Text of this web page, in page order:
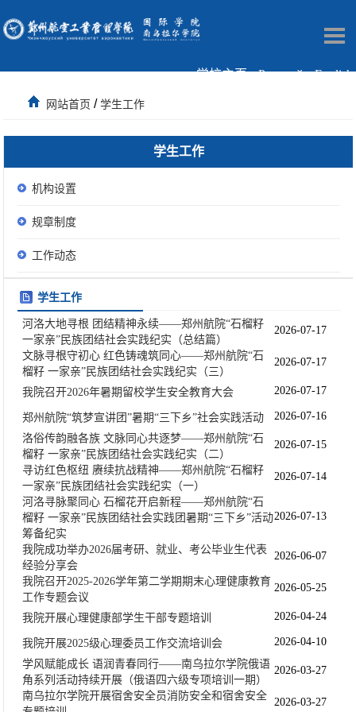
学校主页 Русский English
网站首页 /学生工作
学生工作
机构设置
规章制度
工作动态
学生工作
河洛大地寻根 团结精神永续——郑州航院“石榴籽
一家亲”民族团结社会实践纪实（总结篇）
2026-07-17
文脉寻根守初心 红色铸魂筑同心——郑州航院“石
榴籽 一家亲”民族团结社会实践纪实（三）
2026-07-17
我院召开2026年暑期留校学生安全教育大会 2026-07-17
郑州航院“筑梦宣讲团”暑期“三下乡”社会实践活动
2026-07-16
洛俗传韵融各族 文脉同心共逐梦——郑州航院“石
榴籽 一家亲”民族团结社会实践纪实（二）
2026-07-15
寻访红色枢纽 赓续抗战精神——郑州航院“石榴籽
一家亲”民族团结社会实践纪实（一）
2026-07-14
河洛寻脉聚同心 石榴花开启新程——郑州航院“石
榴籽 一家亲”民族团结社会实践团暑期“三下乡”活动
筹备纪实
2026-07-13
我院成功举办2026届考研、就业、考公毕业生代表
经验分享会
2026-06-07
我院召开2025-2026学年第二学期期末心理健康教育
工作专题会议
2026-05-25
我院开展心理健康部学生干部专题培训 2026-04-24
我院开展2025级心理委员工作交流培训会
2026-04-10
学风赋能成长 语润青春同行——南乌拉尔学院俄语
角系列活动持续开展（俄语四六级专项培训一期）
2026-03-27
南乌拉尔学院开展宿舍安全员消防安全和宿舍安全
2026-03-27